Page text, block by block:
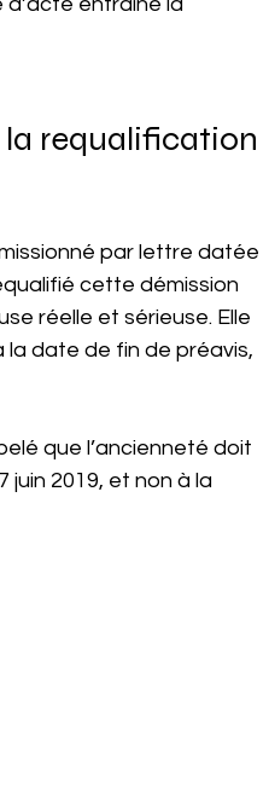
requalification
par lettre datée
cette démission
réelle et sérieuse. Elle
date de fin de préavis,
que l’ancienneté doit
2019, et non à la